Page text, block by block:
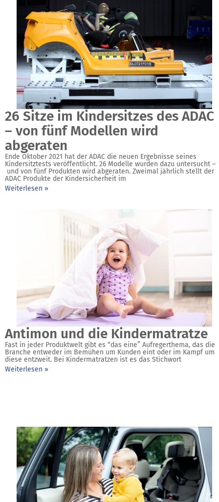
26 Sitze im Kindersitzes des ADAC
– von fünf Modellen wird
abgeraten
Ende Oktober 2021 hat der ADAC die neuen Ergebnisse seines
Kindersitztests veröffentlicht. 26 Modelle wurden dazu untersucht –
und von fünf Produkten wird abgeraten. Zweimal jährlich stellt der
ADAC Produkte der Kindersicherheit im
Weiterlesen »
Antimon und die Kindermatratze
Fast in jeder Produktwelt gibt es “das eine” Aufregerthema, das die
Branche entweder im Bemühen um Kunden eint oder im Kampf um
diese entzweit. Bei Kindermatratzen ist es das Stichwort
Weiterlesen »